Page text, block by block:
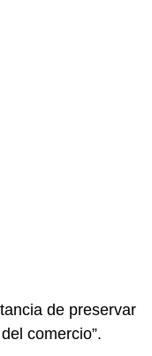
de preservar
comercio”.